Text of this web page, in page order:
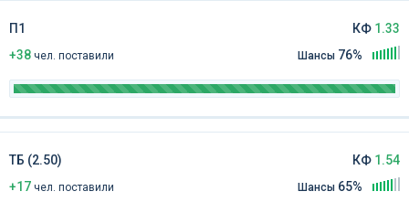
П1
+38 чел. поставили
КФ 1.33
Шансы 76%
ТБ (2.50)
+17 чел. поставили
КФ 1.54
Шансы 65%